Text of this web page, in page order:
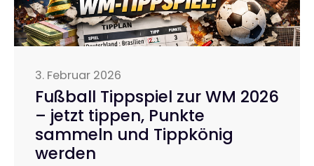
3. Februar 2026
Fußball Tippspiel zur WM 2026
– jetzt tippen, Punkte
sammeln und Tippkönig
werden